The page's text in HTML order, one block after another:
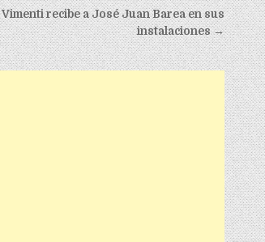
Vimenti recibe a José Juan Barea en sus
instalaciones →